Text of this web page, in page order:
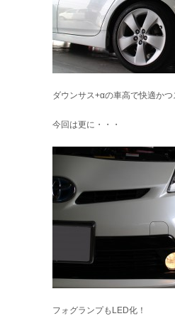
ダウンサス+αの車高で快適かつ
今回は更に・・・
フォグランプもLED化！